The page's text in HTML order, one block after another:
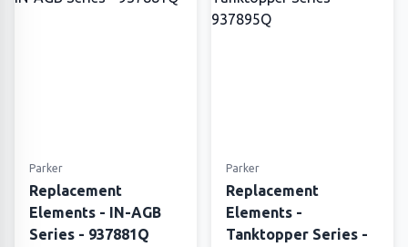
Parker
Replacement
Elements - IN-AGB
Series - 937881Q
Parker
Replacement
Elements -
Tanktopper Series -